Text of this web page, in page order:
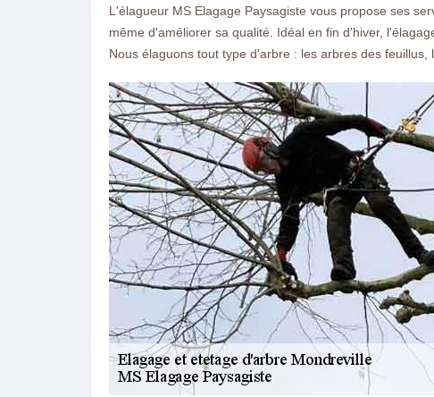
L'élagueur MS Elagage Paysagiste vous propose ses
même d'améliorer sa qualité. Idéal en fin d'hiver,
Nous élaguons tout type d'arbre : les arbres des